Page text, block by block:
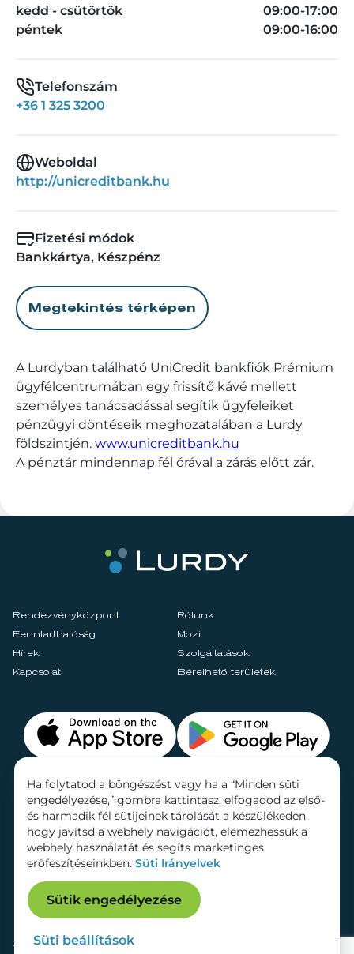
kedd - csütörtök
09:00-17:00
péntek
09:00-16:00
Telefonszám
+36 1 325 3200
Weboldal
http://unicreditbank.hu
Fizetési módok
Bankkártya, Készpénz
Megtekintés térképen
A Lurdyban található UniCredit bankfiók Prémium
ügyfélcentrumában egy frissítő kávé mellett
személyes tanácsadással segítik ügyfeleiket
pénzügyi döntéseik meghozatalában a Lurdy
földszintjén. www.unicreditbank.hu
A pénztár mindennap fél órával a zárás előtt zár.
Rendezvényközpont
Rólunk
Fenntarthatóság
Mozi
Hírek
Szolgáltatások
Kapcsolat
Bérelhető területek
Adatkezelési tájékoztatóDokumentumok
Ha folytatod a böngészést vagy ha a “Minden süti
engedélyezése,” gombra kattintasz, elfogadod az első-
és harmadik fél sütijeinek tárolását a készülékeden,
hogy javítsd a webhely navigációt, elemezhessük a
webhely használatát és segíts marketinges
erőfeszítéseinkben. Süti Irányelvek
Sütik engedélyezése
Süti beállítások